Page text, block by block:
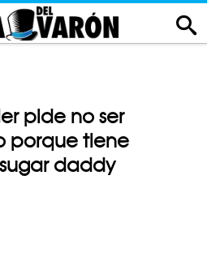
pide no ser
porque tiene
daddy